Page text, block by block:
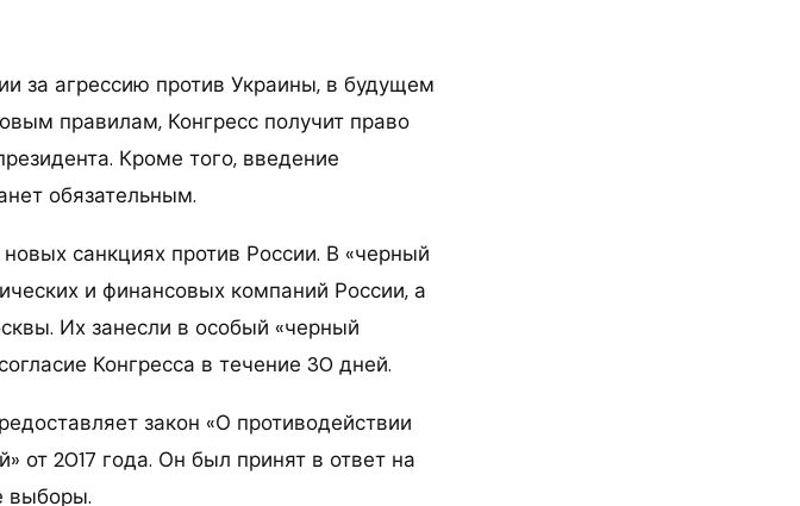
за агрессию против Украины, в будущем
правилам, Конгресс получит право
Кроме того, введение
обязательным.
санкциях против России. В «черный
и финансовых компаний России, а
Их занесли в особый «черный
Конгресса в течение 30 дней.
закон «О противодействии
от 2017 года. Он был принят в ответ на
выборы.